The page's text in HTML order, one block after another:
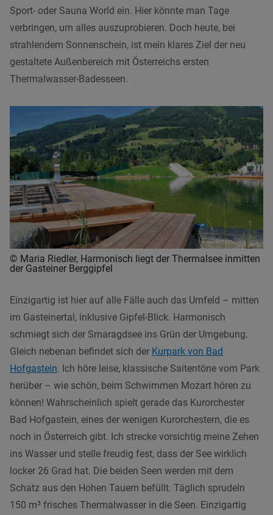
Sport- oder Sauna World ein. Hier könnte man Tage
verbringen, um alles auszuprobieren. Doch heute, bei
strahlendem Sonnenschein, ist mein klares Ziel der neu
gestaltete Außenbereich mit Österreichs ersten
Thermalwasser-Badesseen.
© Maria Riedler, Harmonisch liegt der Thermalsee inmitten
der Gasteiner Berggipfel
Einzigartig ist hier auf alle Fälle auch das Umfeld – mitten
im Gasteinertal, inklusive Gipfel-Blick. Harmonisch
schmiegt sich der Smaragdsee ins Grün der Umgebung.
Gleich nebenan befindet sich der Kurpark von Bad
Hofgastein. Ich höre leise, klassische Saitentöne vom Park
herüber – wie schön, beim Schwimmen Mozart hören zu
können! Wahrscheinlich spielt gerade das Kurorchester
Bad Hofgastein, eines der wenigen Kurorchestern, die es
noch in Österreich gibt. Ich strecke vorsichtig meine Zehen
ins Wasser und stelle freudig fest, dass der See wirklich
locker 26 Grad hat. Die beiden Seen werden mit dem
Schatz aus den Hohen Tauern befüllt. Täglich sprudeln
150 m³ frisches Thermalwasser in die Seen. Einzigartig